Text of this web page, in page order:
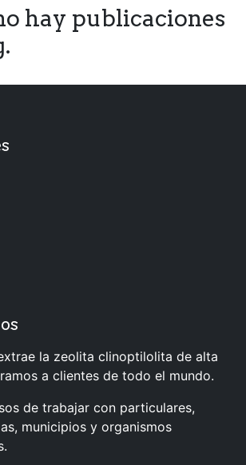
hay publicaciones
la zeolita clinoptilolita de alta
a clientes de todo el mundo.
de trabajar con particulares,
municipios y organismos